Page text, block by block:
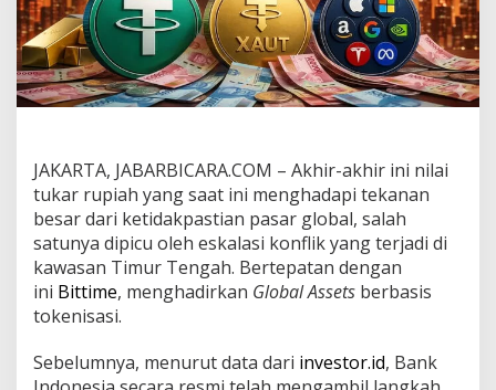
i
t
t
i
m
a
w
a
r
k
a
n
T
e
n
JAKARTA, JABARBICARA.COM – Akhir-akhir ini nilai
tukar rupiah yang saat ini menghadapi tekanan
besar dari ketidakpastian pasar global, salah
satunya dipicu oleh eskalasi konflik yang terjadi di
kawasan Timur Tengah. Bertepatan dengan
ini Bittime, menghadirkan Global Assets berbasis
tokenisasi.
Sebelumnya, menurut data dari investor.id, Bank